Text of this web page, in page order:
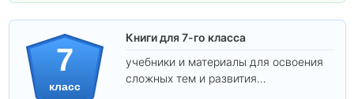
7
класс
Книги для 7-го класса
учебники и материалы для освоения
сложных тем и развития